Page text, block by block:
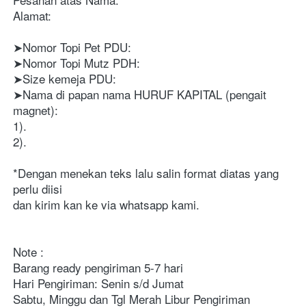
Alamat:
➤Nomor Topi Pet PDU:
➤Nomor Topi Mutz PDH:
➤Size kemeja PDU:
➤Nama di papan nama HURUF KAPITAL (pengait
magnet):
1).
2).
*Dengan menekan teks lalu salin format diatas yang
perlu diisi
dan kirim kan ke via whatsapp kami.
Note :
Barang ready pengiriman 5-7 hari
Hari Pengiriman: Senin s/d Jumat
Sabtu, Minggu dan Tgl Merah Libur Pengiriman